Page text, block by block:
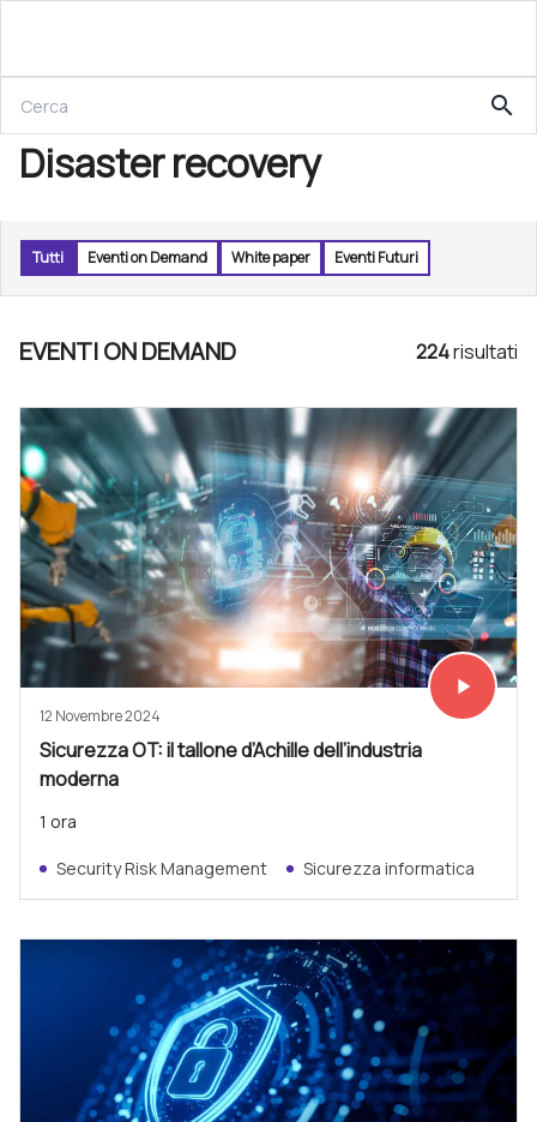
search
Disaster recovery
Tutti Eventi on Demand White paper Eventi Futuri
EVENTI ON DEMAND 224risultati
Vedi subito
play_arrow
12 Novembre 2024
Sicurezza OT: il tallone d’Achille dell’industria
moderna
1 ora
Security Risk Management Sicurezza informatica